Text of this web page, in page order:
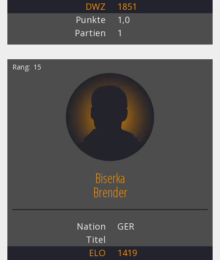
DWZ
1851
Punkte
1,0
Partien
1
Rang 15
Biserka
Brender
Nation
GER
Titel
ELO
1419